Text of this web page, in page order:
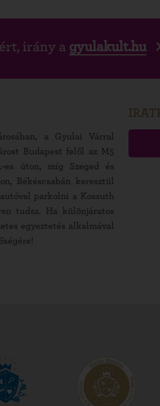
irány a gyulakult.hu
a Gyulai Várral
Budapest felől az M5
es úton, míg Szeged és
Békéscsabán keresztül
parkolni a Kossuth
tudsz. Ha különjáratos
egyeztetés alkalmával